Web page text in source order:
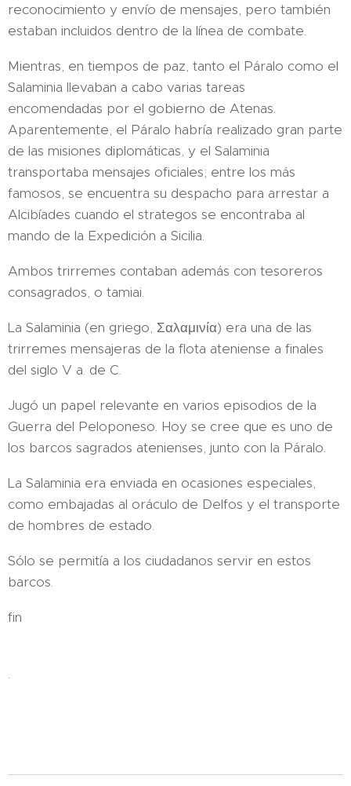
reconocimiento y envío de mensajes, pero también
estaban incluidos dentro de la línea de combate.
Mientras, en tiempos de paz, tanto el Páralo como el
Salaminia llevaban a cabo varias tareas
encomendadas por el gobierno de Atenas.
Aparentemente, el Páralo habría realizado gran parte
de las misiones diplomáticas, y el Salaminia
transportaba mensajes oficiales; entre los más
famosos, se encuentra su despacho para arrestar a
Alcibíades cuando el strategos se encontraba al
mando de la Expedición a Sicilia.
Ambos trirremes contaban además con tesoreros
consagrados, o tamiai.
La Salaminia (en griego, Σαλαμινία) era una de las
trirremes mensajeras de la flota ateniense a finales
del siglo V a. de C.
Jugó un papel relevante en varios episodios de la
Guerra del Peloponeso. Hoy se cree que es uno de
los barcos sagrados atenienses, junto con la Páralo.
La Salaminia era enviada en ocasiones especiales,
como embajadas al oráculo de Delfos y el transporte
de hombres de estado.
Sólo se permitía a los ciudadanos servir en estos
barcos.
fin
.